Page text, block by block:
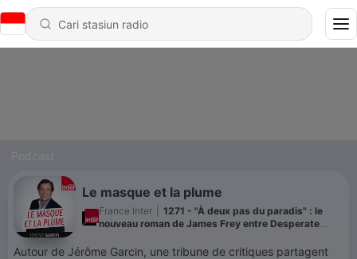
Le masque et la plume
France Inter
1271 - "À deux pas du paradis" : le
nouveau roman de James Frey entre Desperate
Autour de Jérôme Garcin, une tribune de critiques partagent